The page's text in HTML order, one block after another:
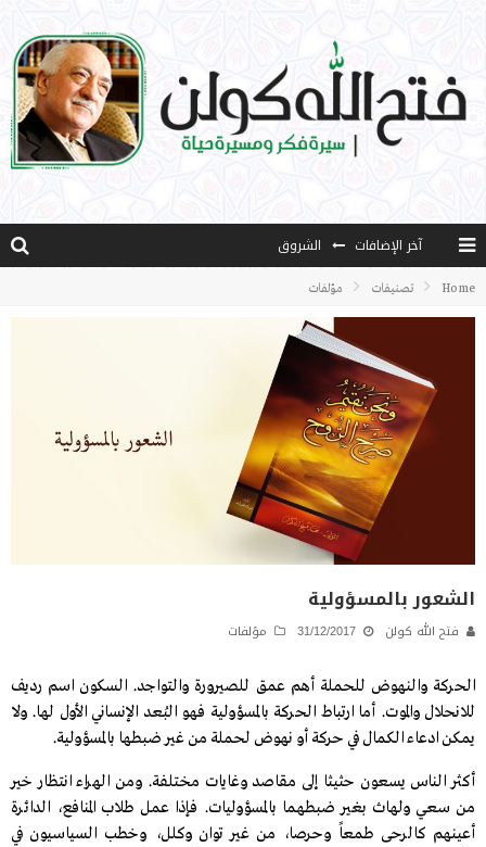
آخر الإضافات
الشروق
المثقفون المتعلقون بالأماني والخيالات
تضحيات خدام الإسلام المعاصرين
نفحات قدسية في خدمة أمتنا
Home تصنيفات مؤلفات
الشعور بالمسؤولية
فتح الله كولن 31/12/2017 مؤلفات
الحركة والنهوض للحملة أهم عمق للصيرورة والتواجد. السكون اسم رديف
للانحلال والموت. أما ارتباط الحركة بالمسؤولية فهو البُعد الإنساني الأول لها. ولا
يمكن ادعاء الكمال في حركة أو نهوض لحملة من غير ضبطها بالمسؤولية.
أكثر الناس يسعون حثيثا إلى مقاصد وغايات مختلفة. ومن الهراء انتظار خير
من سعي ولهاث بغير ضبطهما بالمسؤوليات. فإذا عمل طلاب المنافع، الدائرة
أعينهم كالرحى طمعاً وحرصا، من غير توان وكلل، وخطب السياسيون في